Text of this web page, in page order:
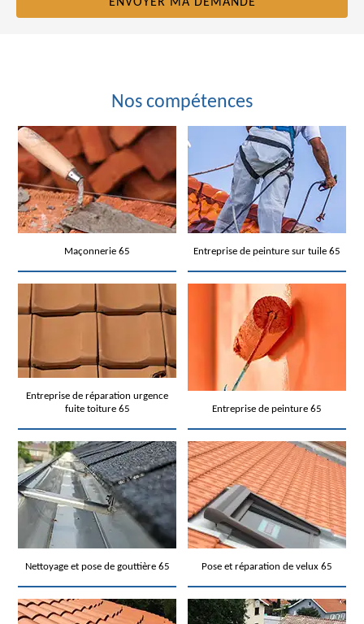
Nos compétences
Maçonnerie 65 Entreprise de peinture sur tuile 65
Entreprise de réparation urgence
fuite toiture 65
Entreprise de peinture 65
Nettoyage et pose de gouttière 65 Pose et réparation de velux 65